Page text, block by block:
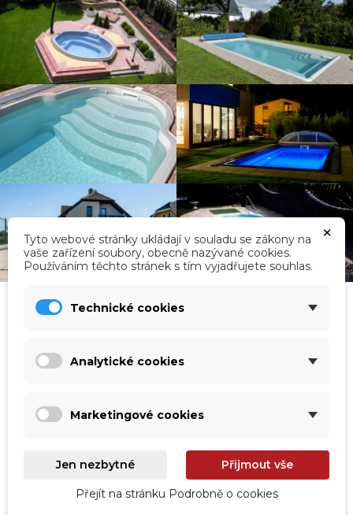
Kategorie
×
Tyto webové stránky ukládají v souladu se zákony na
vaše zařízení soubory, obecně nazývané cookies.
Používáním těchto stránek s tím vyjadřujete souhlas.
Technické cookies
Analytické cookies
Marketingové cookies
Jen nezbytné Přijmout vše
Přejít na stránku Podrobně o cookies